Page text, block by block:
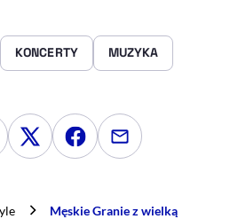
KONCERTY MUZYKA
na LinkedIn
Udostępnij na Twitterze
Udostępnij na
Udostępnij
Męskie Granie z wielką